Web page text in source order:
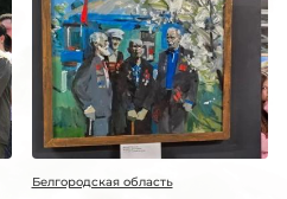
Белгородская область